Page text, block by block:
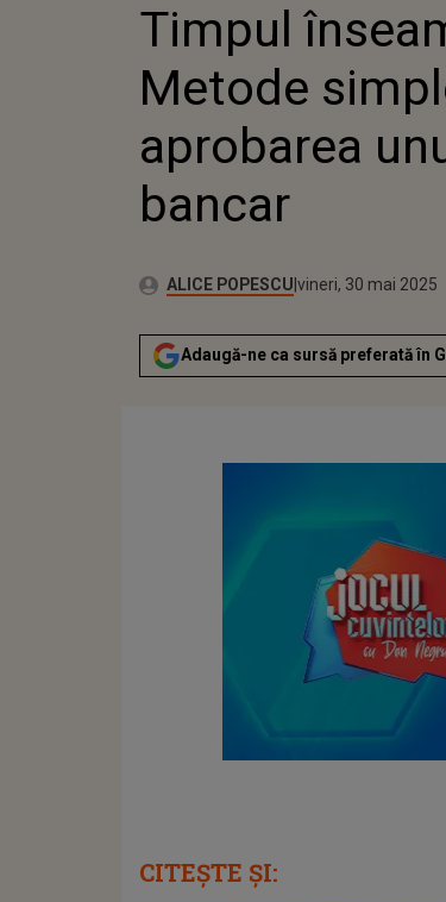
Timpul
Metode
aprobarea
bancar
Autor:ALICE POPESCUPublicat:
joi, 29 mai 2025
Actualizat:
vineri, 30 mai 2025
Adaugă-ne ca sursă preferată în
CITEȘTE ȘI: